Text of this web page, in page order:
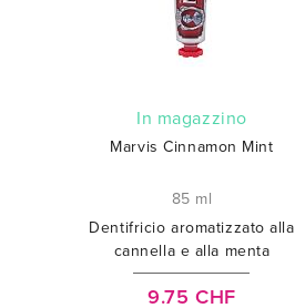
In magazzino
Marvis Cinnamon Mint
85 ml
Dentifricio aromatizzato alla
cannella e alla menta
9.75 CHF